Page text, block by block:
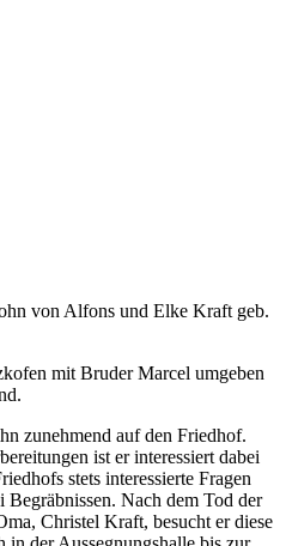
von Alfons und Elke Kraft geb.
mit Bruder Marcel umgeben
zunehmend auf den Friedhof.
ist er interessiert dabei
stets interessierte Fragen
Begräbnissen. Nach dem Tod der
Christel Kraft, besucht er diese